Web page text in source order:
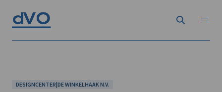
DESIGNCENTER|DE WINKELHAAK N.V.